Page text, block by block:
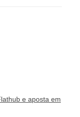
e aposta em